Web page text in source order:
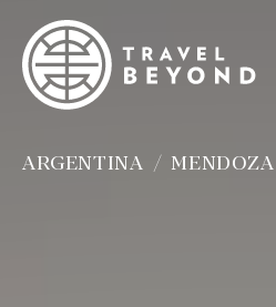
ARGENTINA MENDOZA